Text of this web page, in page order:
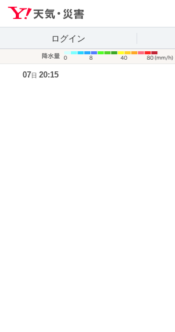
ログイン
07日 20:15